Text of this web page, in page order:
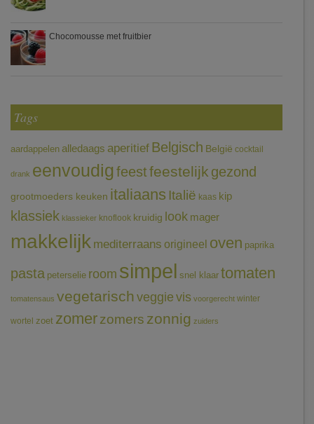
Chocomousse met fruitbier
Tags
aardappelen alledaags aperitief Belgisch België cocktail
drank eenvoudigfeestfeestelijk gezond
grootmoeders keuken italiaans Italië kaas kip
klassiek klassieker knoflook kruidig look mager
makkelijk mediterraans origineel oven paprika
pasta peterselie room simpel snel klaar tomaten
tomatensaus vegetarischveggie vis voorgerecht winter
wortel zoet zomerzomers zonnig zuiders